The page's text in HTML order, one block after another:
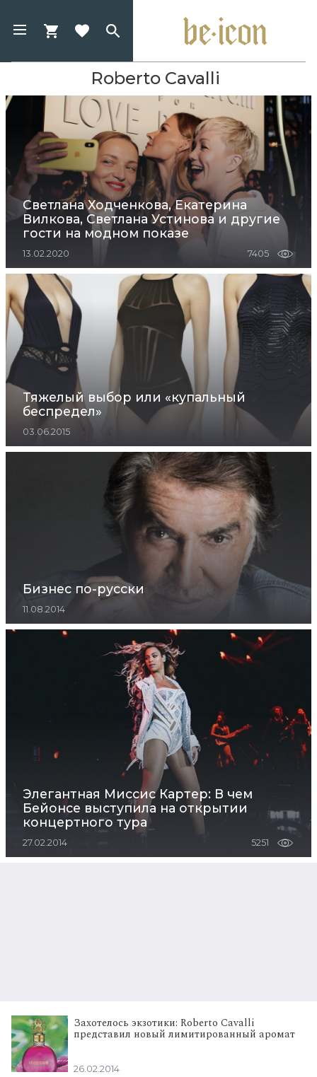
Roberto Cavalli
Светлана Ходченкова, Екатерина
Вилкова, Светлана Устинова и другие
гости на модном показе
13.02.2020 7405
Тяжелый выбор или «купальный
беспредел»
03.06.2015
Бизнес по-русски
11.08.2014
Элегантная Миссис Картер: В чем
Бейонсе выступила на открытии
концертного тура
27.02.2014 5251
Захотелось экзотики: Roberto Cavalli
представил новый лимитированный аромат
26.02.2014